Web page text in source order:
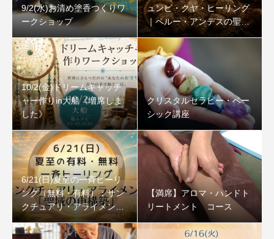
9/2(水)お清め塗香つくりワ
ークショップ
ュンピ・クヤ・ヒーリング
｜ペルー・アンデスの聖な
る石
10/2(金)ドリームキャッチ
ャー作りin大船《増席しま
した》
クリスタルセラピー・ベー
シック講座
6/21(日)夏至の一斉ヒーリ
ング（無料・有料）：サン
クチュアリ・アライメント
「聖域の再構築」
【満席】アロマ・ハンドト
リートメント コース